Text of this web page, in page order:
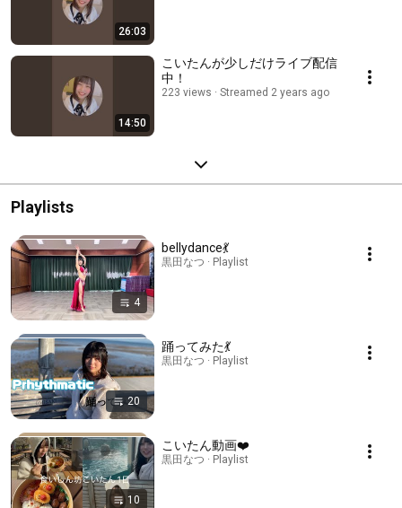
26:03
14:50
こいたんが少しだけライブ配信
中！
223 views Streamed 2 years ago
Playlists
4
bellydance💃
黒田なつ · Playlist
20
踊ってみた💃
黒田なつ · Playlist
10
こいたん動画❤️
黒田なつ · Playlist